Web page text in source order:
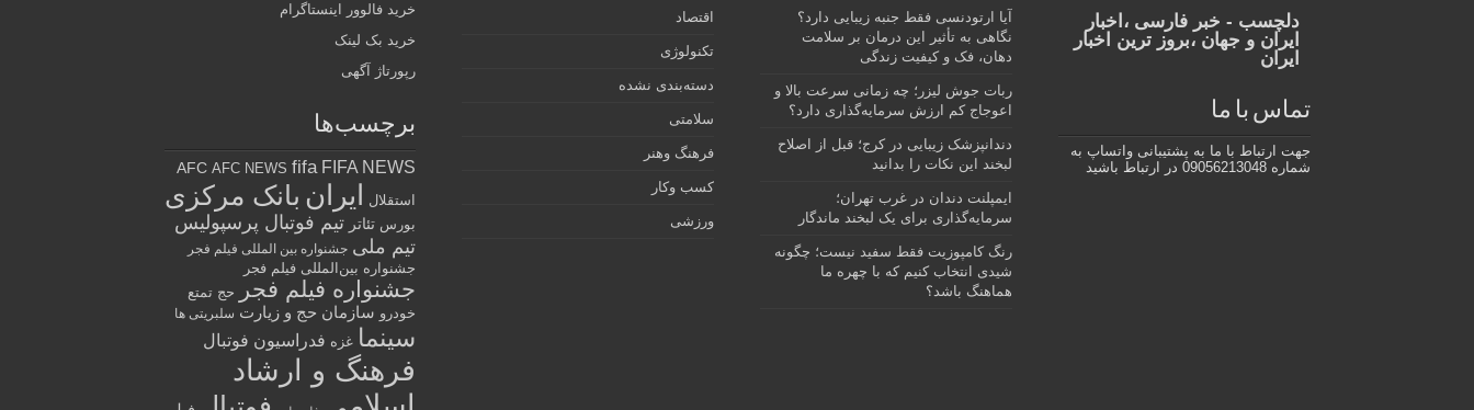
دلچسب - خبر فارسی ،اخبار
ایران و جهان ،بروز ترین اخبار
ایران
تماس با ما
جهت ارتباط با ما به پشتیبانی واتساپ به
شماره 09056213048 در ارتباط باشید
آیا ارتودنسی فقط جنبه زیبایی دارد؟
نگاهی به تأثیر این درمان بر سلامت
دهان، فک و کیفیت زندگی
ربات جوش لیزر؛ چه زمانی سرعت بالا و
اعوجاج کم ارزش سرمایه‌گذاری دارد؟
دندانپزشک زیبایی در کرج؛ قبل از اصلاح
لبخند این نکات را بدانید
ایمپلنت دندان در غرب تهران؛
سرمایه‌گذاری برای یک لبخند ماندگار
رنگ کامپوزیت فقط سفید نیست؛ چگونه
شیدی انتخاب کنیم که با چهره ما
هماهنگ باشد؟
اقتصاد
تکنولوژی
دسته‌بندی نشده
سلامتی
فرهنگ وهنر
کسب وکار
ورزشی
خرید فالوور اینستاگرام
خرید بک لینک
رپورتاژ آگهی
برچسب‌ها
AFC AFC NEWS fifa FIFA NEWS
استقلال ایران بانک مرکزی
بورس تئاتر تیم فوتبال پرسپولیس
تیم ملی جشنواره بین المللی فیلم فجر
جشنواره بین‌المللی فیلم فجر
جشنواره فیلم فجر
حج تمتع
خودرو سازمان حج و زیارت سلبریتی ها
سینما غزه فدراسیون فوتبال
فرهنگ و ارشاد